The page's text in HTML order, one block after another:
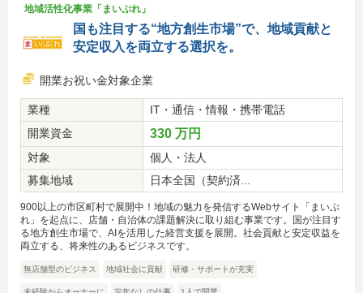
地域活性化事業「まいぷれ」
国も注目する“地方創生市場”で、地域貢献と
安定収入を両立する選択を。
開業お祝い金対象企業
業種
IT・通信・情報・携帯電話
開業資金
330 万円
対象
個人・法人
募集地域
日本全国（契約済...
900以上の市区町村で展開中！地域の魅力を発信するWebサイト「まいぷ
れ」を起点に、店舗・自治体の課題解決に取り組む事業です。国が注目す
る地方創生市場で、AIを活用した経営支援を展開。社会貢献と安定収益を
両立する、将来性のあるビジネスです。
無店舗型のビジネス 地域社会に貢献 研修・サポートが充実